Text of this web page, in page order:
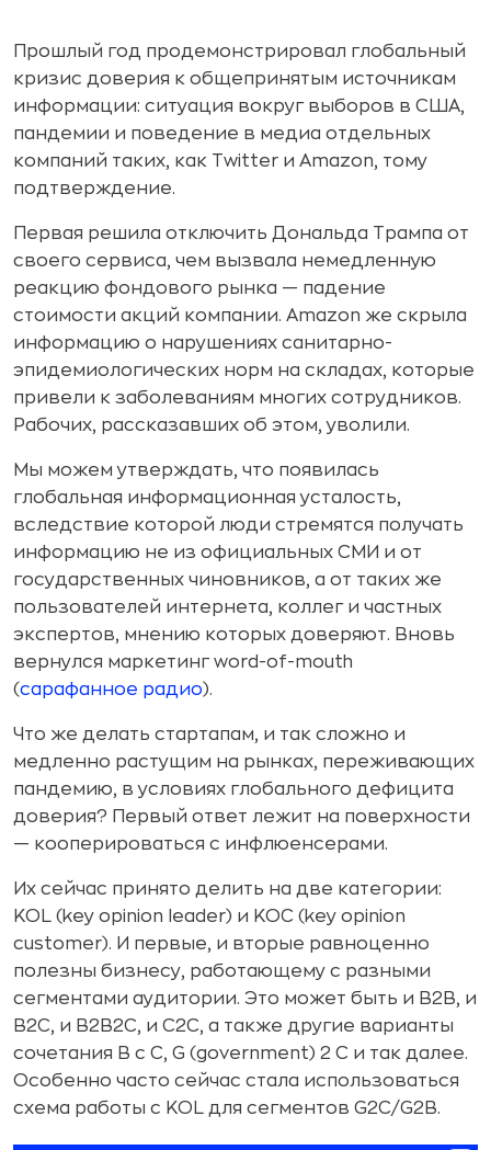
Прошлый год продемонстрировал глобальный
кризис доверия к общепринятым источникам
информации: ситуация вокруг выборов в США,
пандемии и поведение в медиа отдельных
компаний таких, как Twitter и Amazon, тому
подтверждение.
Первая решила отключить Дональда Трампа от
своего сервиса, чем вызвала немедленную
реакцию фондового рынка — падение
стоимости акций компании. Amazon же скрыла
информацию о нарушениях санитарно-
эпидемиологических норм на складах, которые
привели к заболеваниям многих сотрудников.
Рабочих, рассказавших об этом, уволили.
Мы можем утверждать, что появилась
глобальная информационная усталость,
вследствие которой люди стремятся получать
информацию не из официальных СМИ и от
государственных чиновников, а от таких же
пользователей интернета, коллег и частных
экспертов, мнению которых доверяют. Вновь
вернулся маркетинг word-of-mouth
(сарафанное радио).
Что же делать стартапам, и так сложно и
медленно растущим на рынках, переживающих
пандемию, в условиях глобального дефицита
доверия? Первый ответ лежит на поверхности
— кооперироваться с инфлюенсерами.
Их сейчас принято делить на две категории:
KOL (key opinion leader) и KOC (key opinion
customer). И первые, и вторые равноценно
полезны бизнесу, работающему с разными
сегментами аудитории. Это может быть и В2В, и
В2С, и В2В2С, и С2С, а также другие варианты
сочетания В с С, G (government) 2 С и так далее.
Особенно часто сейчас стала использоваться
схема работы с KOL для сегментов G2C/G2B.